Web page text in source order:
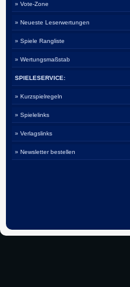
» Vote-Zone
» Neueste Leserwertungen
» Spiele Rangliste
» Wertungsmaßstab
SPIELESERVICE:
» Kurzspielregeln
» Spielelinks
» Verlagslinks
» Newsletter bestellen